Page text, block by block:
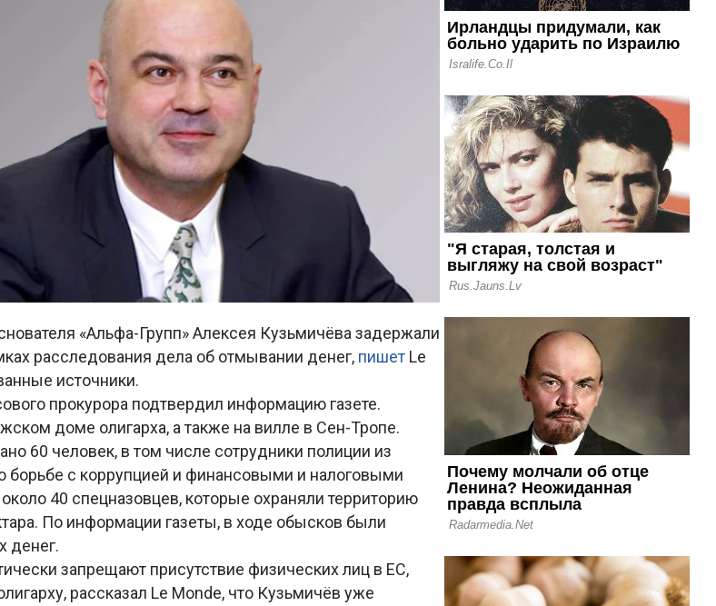
«Альфa-Групп» Алексея Кузьмичёвa задержали
расследования дела об отмывании денег, пишет Le
источники.
прокурора подтвердил информацию газете.
доме олигарха, а также на вилле в Сен-Тропе.
60 человек, в том числе сотрудники полиции из
борьбе с коррупцией и финансовыми и налоговыми
40 спецназовцев, которые охраняли территорию
По информации газеты, в ходе обысков были
денег.
запрещают присутствие физических лиц в ЕС,
рассказал Le Monde, что Кузьмичёв уже